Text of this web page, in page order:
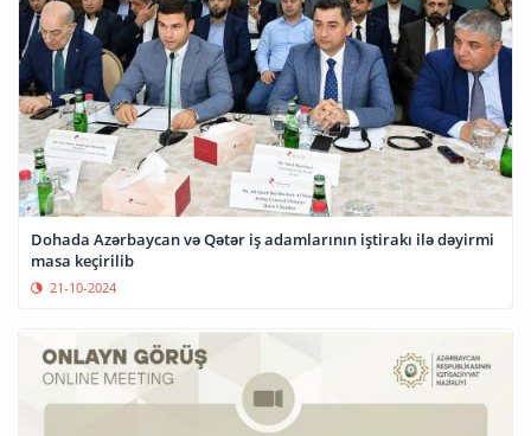
Dohada Azərbaycan və Qətər iş adamlarının iştirakı ilə dəyirmi
masa keçirilib
21-10-2024